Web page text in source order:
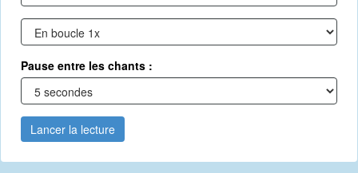
Pause entre les chants :
Lancer la lecture